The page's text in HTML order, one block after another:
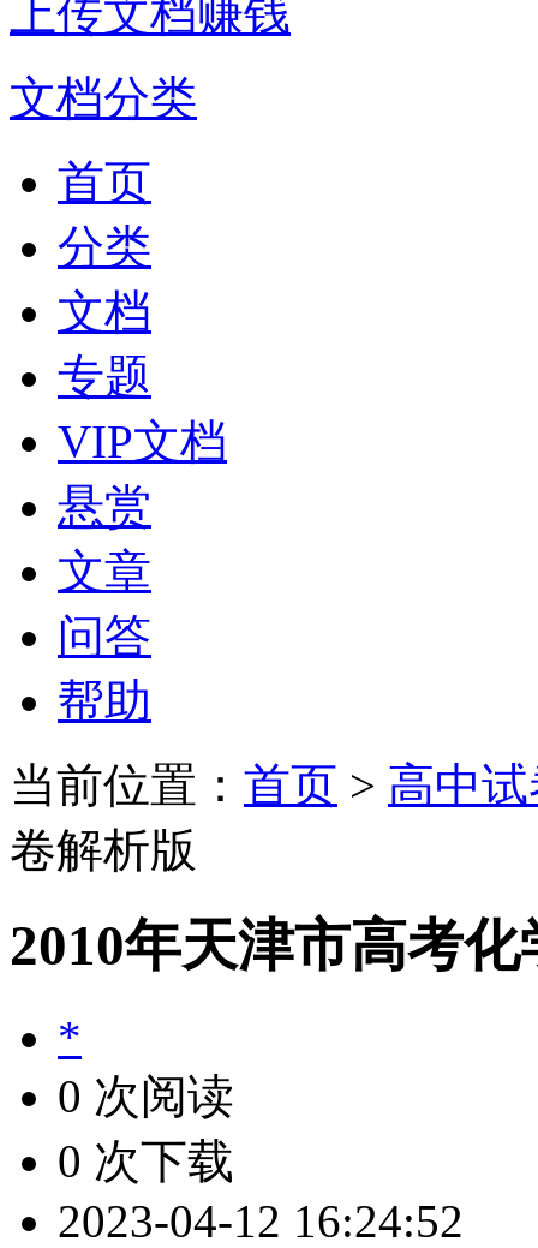
上传文档赚钱
文档分类
首页
分类
文档
专题
VIP文档
悬赏
文章
问答
帮助
当前位置： 首页 > 高中
卷解析版
2010年天津市高考
*
0 次阅读
0 次下载
2023-04-12 16:24:52